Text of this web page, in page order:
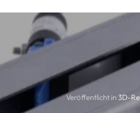
Veröffentlicht in3D-